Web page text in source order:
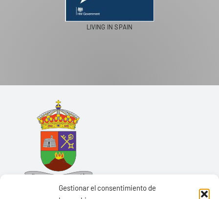
Gestionar el consentimiento de
LIVING IN SPAIN